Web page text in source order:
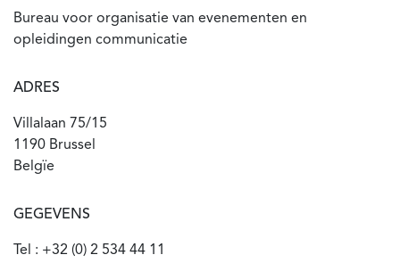
Bureau voor organisatie van evenementen en
opleidingen communicatie
ADRES
Villalaan 75/15
1190 Brussel
Belgïe
GEGEVENS
Tel : +32 (0) 2 534 44 11